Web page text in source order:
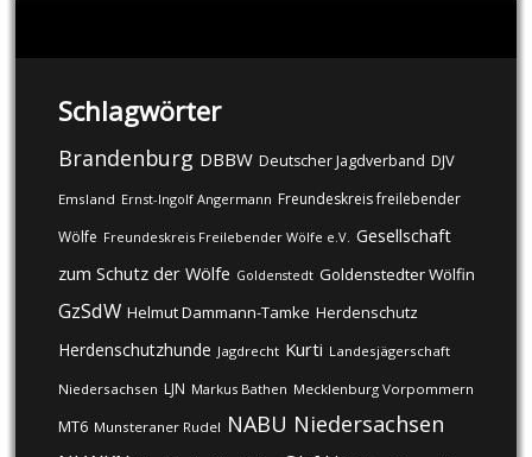
Schlagwörter
Brandenburg DBBW Deutscher Jagdverband DJV
Emsland Ernst-Ingolf Angermann Freundeskreis freilebender
Wölfe Freundeskreis Freilebender Wölfe e.V. Gesellschaft
zum Schutz der Wölfe Goldenstedt Goldenstedter Wölfin
GzSdW Helmut Dammann-Tamke Herdenschutz
Herdenschutzhunde Jagdrecht Kurti Landesjägerschaft
Niedersachsen LJN Markus Bathen Mecklenburg Vorpommern
MT6 Munsteraner Rudel NABU Niedersachsen